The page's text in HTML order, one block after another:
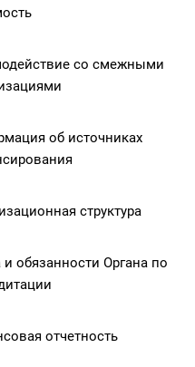
со смежными
об источниках
структура
и обязанности Органа по
отчетность